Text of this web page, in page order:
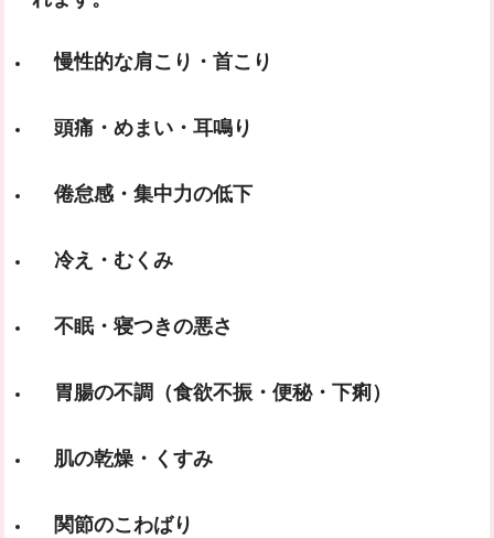
慢性的な肩こり・首こり
頭痛・めまい・耳鳴り
倦怠感・集中力の低下
冷え・むくみ
不眠・寝つきの悪さ
胃腸の不調（食欲不振・便秘・下痢）
肌の乾燥・くすみ
関節のこわばり